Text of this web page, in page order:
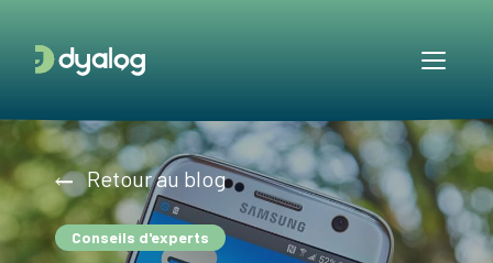
Retour au blog
Conseils d'experts